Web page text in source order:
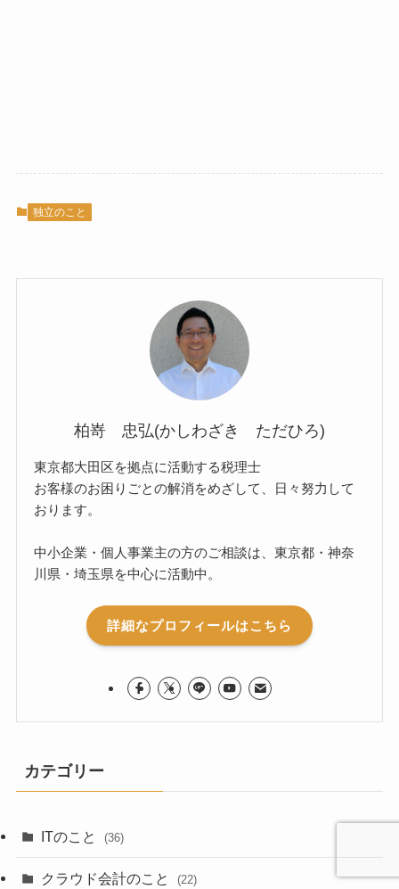
独立のこと
柏嵜 忠弘(かしわざき ただひろ)
東京都大田区を拠点に活動する税理士
お客様のお困りごとの解消をめざして、日々努力して
おります。
中小企業・個人事業主の方のご相談は、東京都・神奈
川県・埼玉県を中心に活動中。
詳細なプロフィールはこちら
カテゴリー
ITのこと (36)
クラウド会計のこと (22)